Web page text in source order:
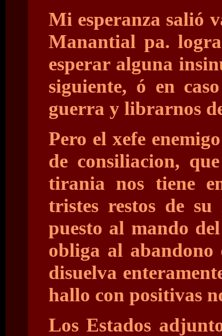
Mi esperanza salió
Manantial pa.
esperar alguna
siguiente, ó en
guerra y librarnos
Pero el xefe
de consiliacion,
tirania nos tiene
tristes restos de
puesto al mando
obliga al abandono
disuelva
hallo con positivas
Los Estados